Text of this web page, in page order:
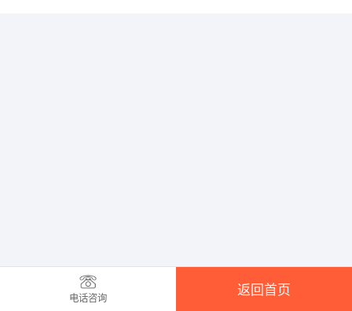
电话咨询
返回首页